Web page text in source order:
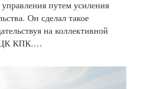
путем усиления
Он сделал такое
на коллективной
ЦК КПК.…